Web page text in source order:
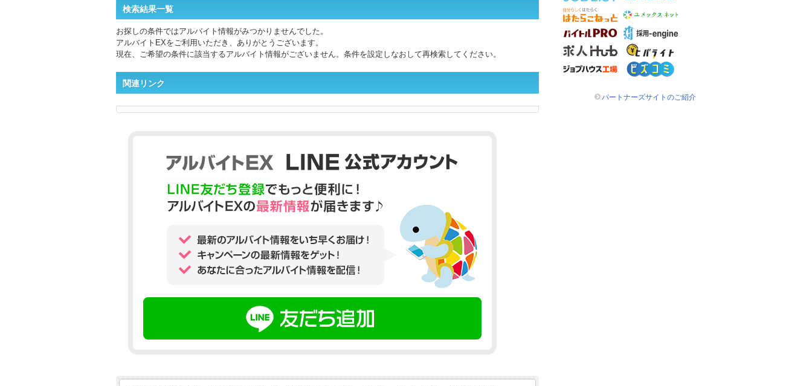
検索結果一覧
お探しの条件ではアルバイト情報がみつかりませんでした。
アルバイトEXをご利用いただき、ありがとうございます。
現在、ご希望の条件に該当するアルバイト情報がございません。条件を設定しなおして再検索してください。
関連リンク
パートナーズサイトのご紹介